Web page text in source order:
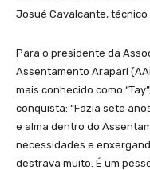
Josué Cavalcante, técnico
Para o presidente da
Assentamento Arapari
mais conhecido como
conquista: “Fazia sete
e alma dentro do
necessidades e
destrava muito. É um